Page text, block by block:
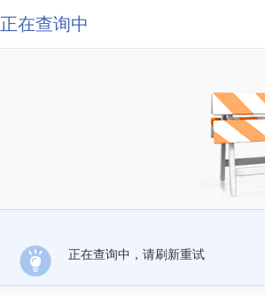
正在查询中
正在查询中，请刷新重试